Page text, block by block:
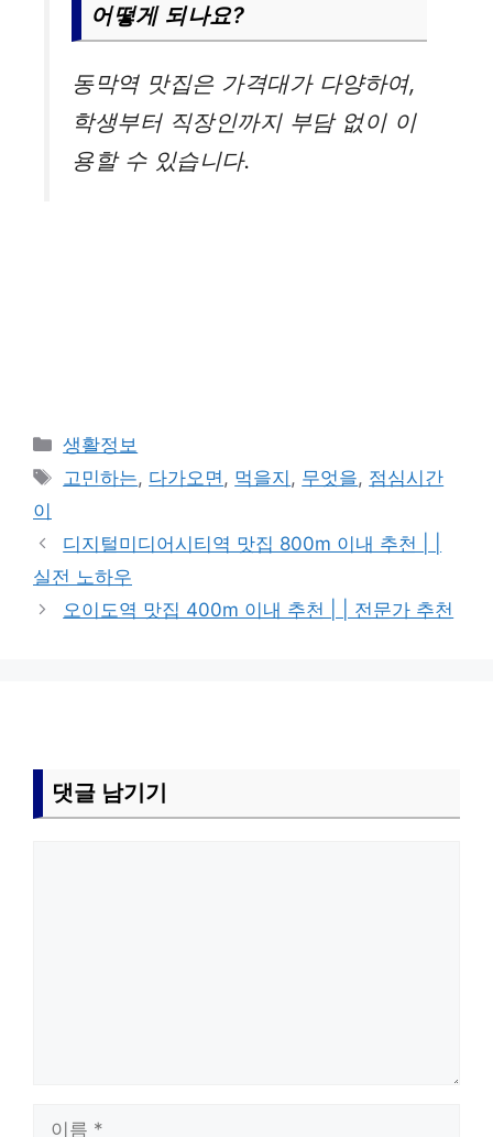
어떻게 되나요?
동막역 맛집은 가격대가 다양하여,
학생부터 직장인까지 부담 없이 이
용할 수 있습니다.
카
테
생활정보
태
고민하는, 다가오면 , 먹을지 , 무엇을, 점심시간
이
디지털미디어시티역 맛집 800m 이내 추천 | |
실전 노하우
오이도역 맛집 400m 이내 추천 | | 전문가 추천
댓글 남기기